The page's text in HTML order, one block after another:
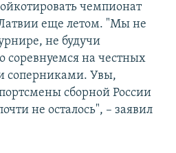
чемпионат
еще летом. "Мы не
не будучи
соревнуемся на честных
соперниками. Увы,
сборной России
не осталось", – заявил